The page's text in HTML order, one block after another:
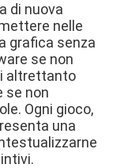
di nuova
nelle
grafica senza
se non
altrettanto
se non
Ogni gioco,
una